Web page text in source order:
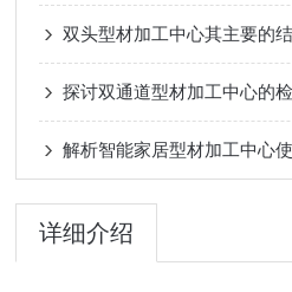
双头型材加工中心其主要的
探讨双通道型材加工中心的
解析智能家居型材加工中心
详细介绍